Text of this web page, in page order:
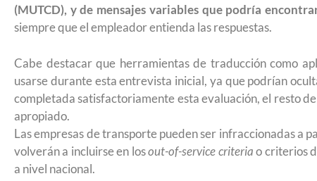
(MUTCD), y de mensajes variables que podría
siempre que el empleador entienda las respuestas.
Cabe destacar que herramientas de traducción como
usarse durante esta entrevista inicial, ya que podrían
completada satisfactoriamente esta evaluación, el resto
apropiado.
Las empresas de transporte pueden ser infraccionadas a
volverán a incluirse en losout-of-service criteriao criterios
a nivel nacional.
UNAM San Antonio abre cursos de